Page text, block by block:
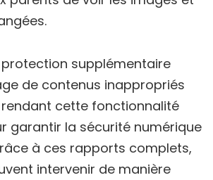
supplémentaire
de contenus inappropriés
cette fonctionnalité
garantir la sécurité numérique
à ces rapports complets,
intervenir de manière